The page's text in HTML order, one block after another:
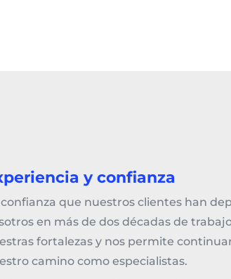
y confianza
que nuestros clientes han
en más de dos décadas de
fortalezas y nos permite
camino como especialistas.